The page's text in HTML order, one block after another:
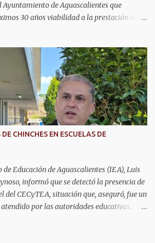
de Aguascalientes que
30 años viabilidad a la prestación de
del proyecto de parque solar, como
días atrás con la misma empresa que
Aguascalientes. La candidata del Partido del
manifestó que analizará las estrategias
con los recursos del
en caso de ser necesario acudirá con el
Andrés Manuel López Obrador, así como
cancelar este proyecto por su
de impactar negativamente la calidad
CHINCHES EN ESCUELAS DE
Educación de Aguascalientes (IEA), Luis
informó que se detectó la presencia de
del CECyTEA, situación que, aseguró, fue un
por las autoridades educativas.